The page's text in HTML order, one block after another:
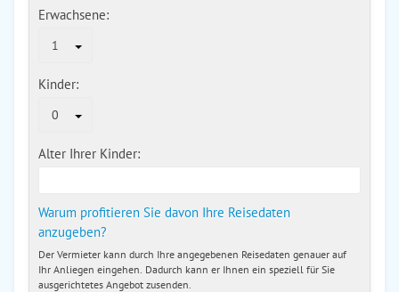
Erwachsene:
1
Kinder:
0
Alter Ihrer Kinder:
Warum profitieren Sie davon Ihre Reisedaten
anzugeben?
Der Vermieter kann durch Ihre angegebenen Reisedaten genauer auf
Ihr Anliegen eingehen. Dadurch kann er Ihnen ein speziell für Sie
ausgerichtetes Angebot zusenden.